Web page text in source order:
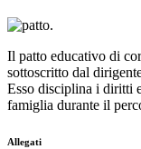
.
Il patto educativo di
sottoscritto dal
Esso disciplina i diritti
famiglia durante il
Allegati